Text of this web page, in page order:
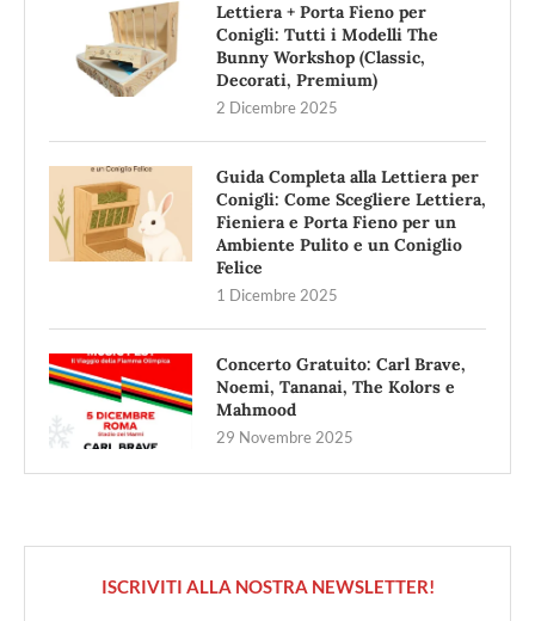
Lettiera + Porta Fieno per
Conigli: Tutti i Modelli The
Bunny Workshop (Classic,
Decorati, Premium)
2 Dicembre 2025
Guida Completa alla Lettiera per
Conigli: Come Scegliere Lettiera,
Fieniera e Porta Fieno per un
Ambiente Pulito e un Coniglio
Felice
1 Dicembre 2025
Concerto Gratuito: Carl Brave,
Noemi, Tananai, The Kolors e
Mahmood
29 Novembre 2025
ISCRIVITI ALLA NOSTRA NEWSLETTER!